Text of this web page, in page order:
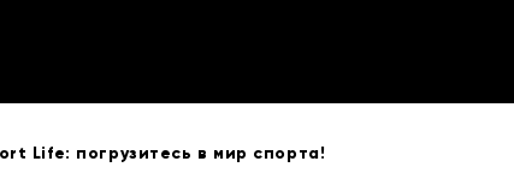
Life: погрузитесь в мир спорта!